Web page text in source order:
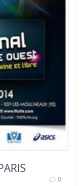
0